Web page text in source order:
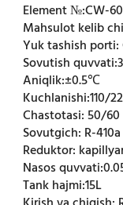
Element №:CW-
Mahsulot kelib
Yuk tashish porti:
Sovutish quvvati:
Aniqlik:±0.5℃
Kuchlanishi:110/
Chastotasi:50/60
Sovutgich: R-410a
Reduktor:
Nasos quvvati:
Tank hajmi:15L